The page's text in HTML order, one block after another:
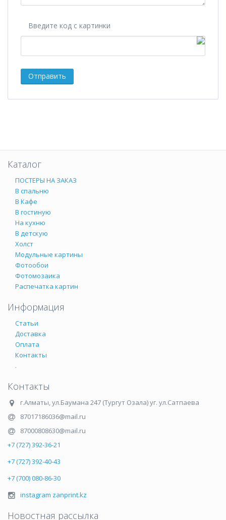
Введите код с картинки
Каталог
ПОСТЕРЫ НА ЗАКАЗ
В спальню
В Кафе
В гостиную
На кухню
В детскую
Холст
Модульные картины
Фотообои
Фотомозаика
Распечатка картин
Информация
Статьи
Доставка
Оплата
Контакты
.
Контакты
г.Алматы,ул.Баумана 247 (Тургут Озала) уг. ул.Сатпаева
87017186036@mail.ru
87000808630@mail.ru
+7 (727) 392-36-21
+7 (727) 392-40-43
+7 (700) 080-86-30
instagram zanprint.kz
Новостная рассылка